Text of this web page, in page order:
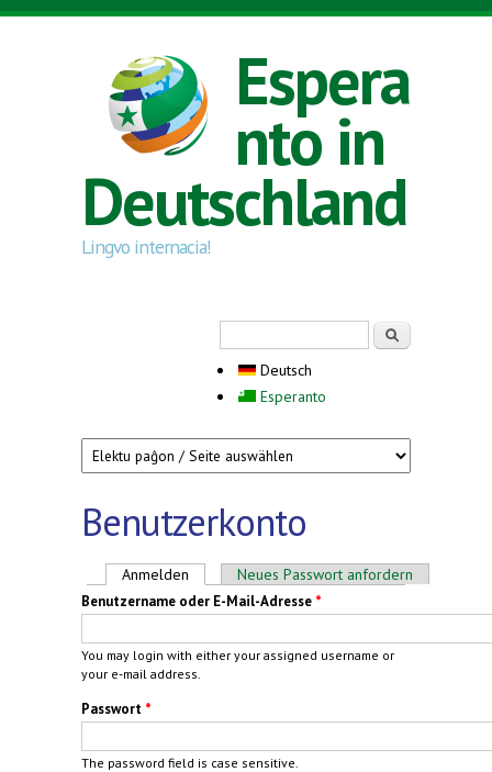
Direkt zum Inhalt
Espera
nto in
Deutschland
Lingvo internacia!
Deutsch
Esperanto
Benutzerkonto
Haupt-Reiter
Anmelden (aktiver Reiter)
Neues Passwort anfordern
Benutzername oder E-Mail-Adresse *
You may login with either your assigned username or
your e-mail address.
Passwort *
The password field is case sensitive.